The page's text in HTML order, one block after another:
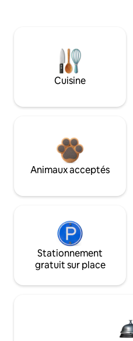
Cuisine
Animaux acceptés
Stationnement
gratuit sur place